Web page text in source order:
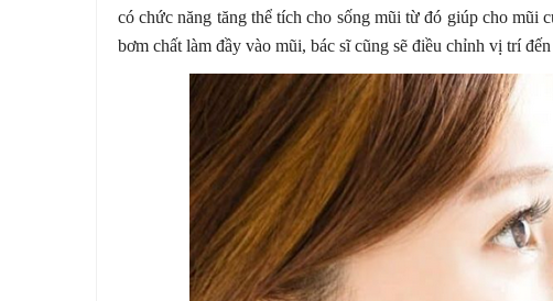
có chức năng tăng thể tích cho sống mũi từ đó giúp cho mũi
bơm chất làm đầy vào mũi, bác sĩ cũng sẽ điều chỉnh vị trí